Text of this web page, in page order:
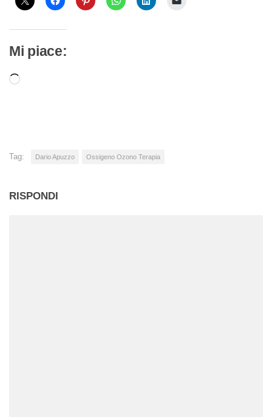
Mi piace:
Caricamento
Tag: Dario Apuzzo Ossigeno Ozono Terapia
RISPONDI